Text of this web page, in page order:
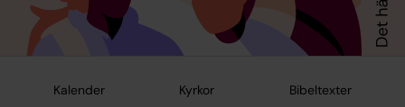
Kalender Kyrkor Bibeltexter